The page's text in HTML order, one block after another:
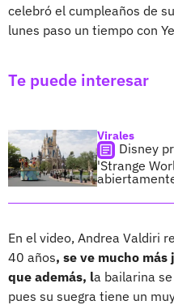
celebró el cumpleaños de
lunes paso un tiempo con
Te puede interesar
Virales
Disney
'Strange
En el video, Andrea Valdiri
40 años, se ve mucho
que además, la bailarina
pues su suegra tiene un